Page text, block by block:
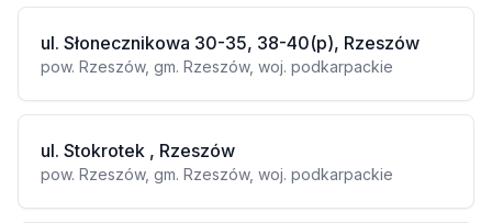
ul. Słonecznikowa 30-35, 38-40(p), Rzeszów
pow. Rzeszów, gm. Rzeszów, woj. podkarpackie
ul. Stokrotek , Rzeszów
pow. Rzeszów, gm. Rzeszów, woj. podkarpackie